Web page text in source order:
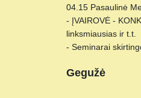
04.15 Pasaulinė
- ĮVAIROVĖ -
linksmiausias ir t.t.
- Seminarai
Gegužė